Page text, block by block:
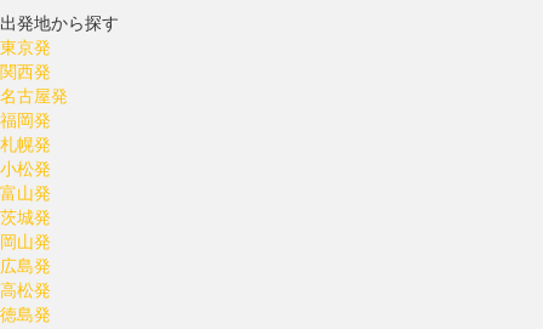
出発地から探す
東京発
関西発
名古屋発
福岡発
札幌発
小松発
富山発
茨城発
岡山発
広島発
高松発
徳島発